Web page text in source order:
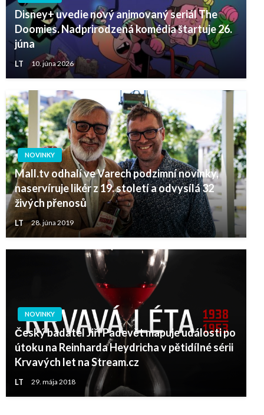
Disney+ uvedie nový animovaný seriál The
Doomies. Nadprirodzená komédia štartuje 26.
júna
LT 10. júna 2026
NOVINKY
Mall.tv odhalí ve Varech podzimní novinky,
naservíruje likér z 19. století a odvysílá 32
živých přenosů
LT 28. júna 2019
NOVINKY
Český badatel Jiří Padevět mapuje události po
útoku na Reinharda Heydricha v pětidílné sérii
Krvavých let na Stream.cz
LT 29. mája 2018